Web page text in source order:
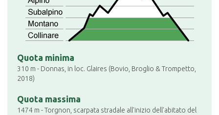
Quota minima
310 m - Donnas, in loc. Glaires (Bovio, Broglio & Trompetto,
2018)
Quota massima
1474 m - Torgnon, scarpata stradale all'inizio dell'abitato del